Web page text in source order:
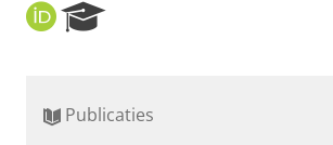
O
R
r
Publicaties